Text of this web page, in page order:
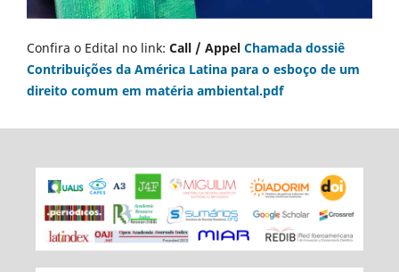
Confira o Edital no link: Call / Appel Chamada dossiê
Contribuições da América Latina para o esboço de um
direito comum em matéria ambiental.pdf